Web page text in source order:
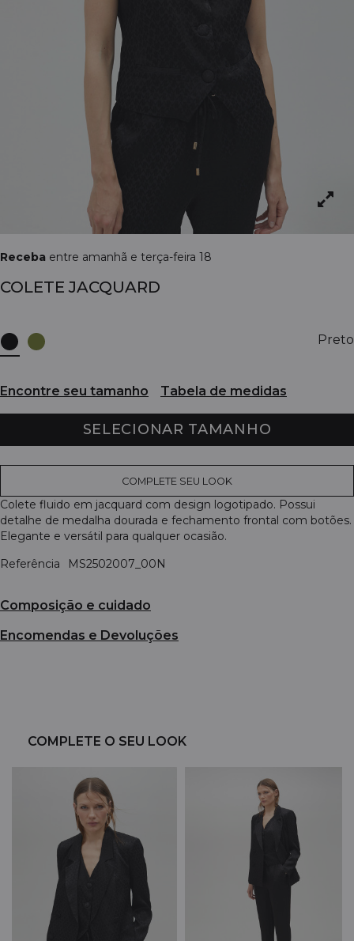
Receba entre amanhã e terça-feira 18
COLETE JACQUARD
Preto
Encontre seu tamanho Tabela de medidas
SELECIONAR TAMANHO
COMPLETE SEU LOOK
Colete fluido em jacquard com design logotipado. Possui
detalhe de medalha dourada e fechamento frontal com botões.
Elegante e versátil para qualquer ocasião.
Referência
MS2502007_00N
Composição e cuidado
Encomendas e Devoluções
COMPLETE O SEU LOOK